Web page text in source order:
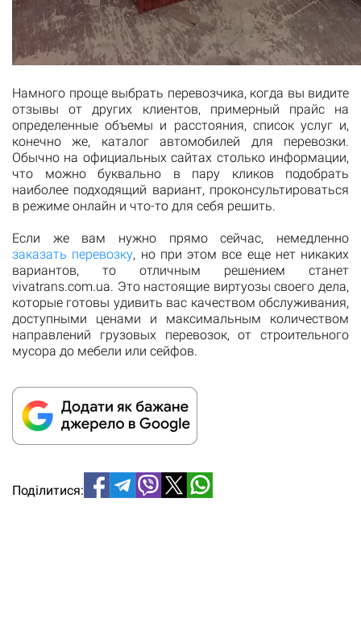
Намного проще выбрать перевозчика, когда вы видите
отзывы от других клиентов, примерный прайс на
определенные объемы и расстояния, список услуг и,
конечно же, каталог автомобилей для перевозки.
Обычно на официальных сайтах столько информации,
что можно буквально в пару кликов подобрать
наиболее подходящий вариант, проконсультироваться
в режиме онлайн и что-то для себя решить.
Если же вам нужно прямо сейчас, немедленно
заказать перевозку, но при этом все еще нет никаких
вариантов, то отличным решением станет
vivatrans.com.ua. Это настоящие виртуозы своего дела,
которые готовы удивить вас качеством обслуживания,
доступными ценами и максимальным количеством
направлений грузовых перевозок, от строительного
мусора до мебели или сейфов.
Поділитися: